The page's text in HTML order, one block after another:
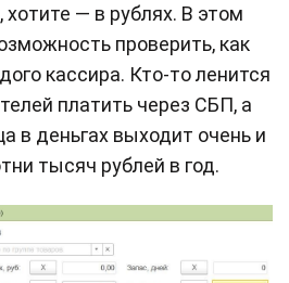
хотите — в рублях. В этом
проверить, как
кассира. Кто-то ленится
платить через СБП, а
в деньгах выходит очень и
тысяч рублей в год.